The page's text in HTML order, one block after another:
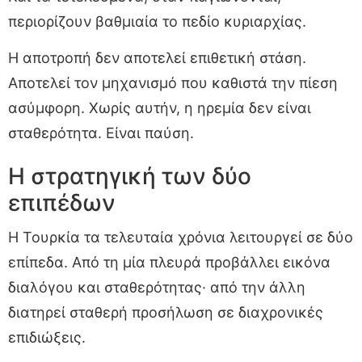
περιορίζουν βαθμιαία το πεδίο κυριαρχίας.
Η αποτροπή δεν αποτελεί επιθετική στάση.
Αποτελεί τον μηχανισμό που καθιστά την πίεση
ασύμφορη. Χωρίς αυτήν, η ηρεμία δεν είναι
σταθερότητα. Είναι παύση.
Η στρατηγική των δύο
επιπέδων
Η Τουρκία τα τελευταία χρόνια λειτουργεί σε δύο
επίπεδα. Από τη μία πλευρά προβάλλει εικόνα
διαλόγου και σταθερότητας· από την άλλη
διατηρεί σταθερή προσήλωση σε διαχρονικές
επιδιώξεις.